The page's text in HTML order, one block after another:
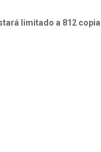
limitado a 812